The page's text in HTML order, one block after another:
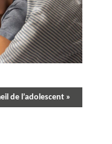
de l’adolescent »